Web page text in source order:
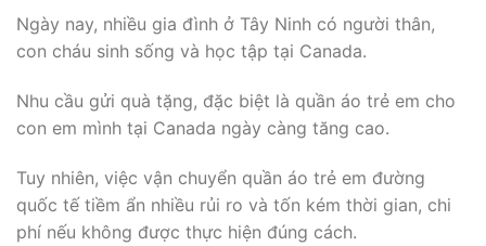
Ngày nay, nhiều gia đình ở Tây Ninh có người thân,
con cháu sinh sống và học tập tại Canada.
Nhu cầu gửi quà tặng, đặc biệt là quần áo trẻ em cho
con em mình tại Canada ngày càng tăng cao.
Tuy nhiên, việc vận chuyển quần áo trẻ em đường
quốc tế tiềm ẩn nhiều rủi ro và tốn kém thời gian, chi
phí nếu không được thực hiện đúng cách.